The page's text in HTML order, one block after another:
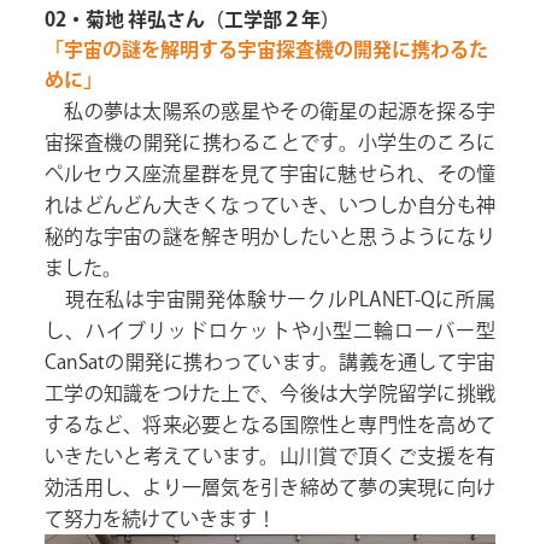
02・菊地 祥弘さん（工学部２年）
「宇宙の謎を解明する宇宙探査機の開発に携わるた
めに」
私の夢は太陽系の惑星やその衛星の起源を探る宇
宙探査機の開発に携わることです。小学生のころに
ペルセウス座流星群を見て宇宙に魅せられ、その憧
れはどんどん大きくなっていき、いつしか自分も神
秘的な宇宙の謎を解き明かしたいと思うようになり
ました。
現在私は宇宙開発体験サークルPLANET-Qに所属
し、ハイブリッドロケットや小型二輪ローバー型
CanSatの開発に携わっています。講義を通して宇宙
工学の知識をつけた上で、今後は大学院留学に挑戦
するなど、将来必要となる国際性と専門性を高めて
いきたいと考えています。山川賞で頂くご支援を有
効活用し、より一層気を引き締めて夢の実現に向け
て努力を続けていきます！